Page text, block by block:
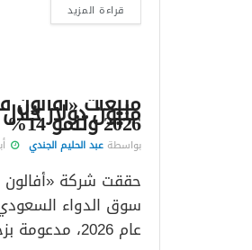
قراءة المزيد
مليون دولار
2026 وتنمو 14%
بواسطة عبد الحليم الجندي
حققت شركة «أفالون
سوق الدواء
عام 2026، مدعومة بزخم نمو واضح ...